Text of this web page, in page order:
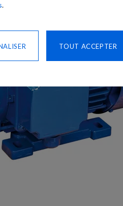
.
TOUT ACCEPTER